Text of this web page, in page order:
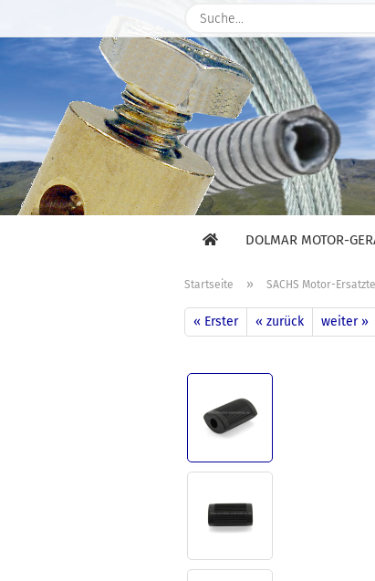
DOLMAR MOTOR-
Startseite » SACHS Motor-
« Erster « zurück weiter »